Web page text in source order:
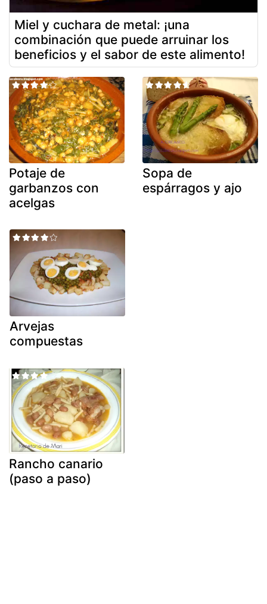
Miel y cuchara de metal: ¡una
combinación que puede arruinar los
beneficios y el sabor de este alimento!
Potaje de
garbanzos con
acelgas
Sopa de
espárragos y ajo
Arvejas
compuestas
Rancho canario
(paso a paso)